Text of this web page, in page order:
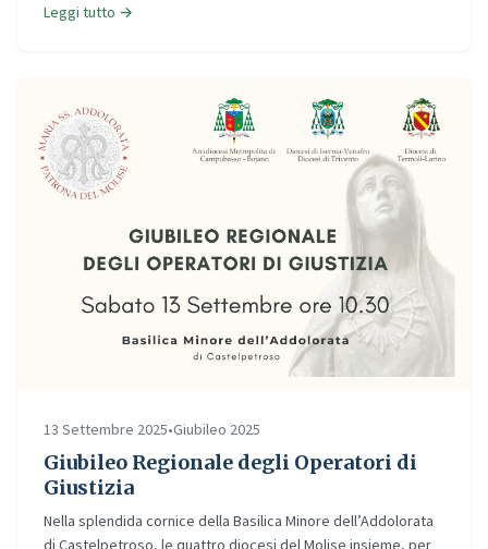
Leggi tutto →
13 Settembre 2025•Giubileo 2025
Giubileo Regionale degli Operatori di
Giustizia
Nella splendida cornice della Basilica Minore dell’Addolorata
di Castelpetroso, le quattro diocesi del Molise insieme, per